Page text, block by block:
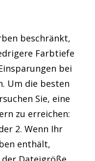
beschränkt,
Farbtiefe
bei
Um die besten
Sie, eine
zu erreichen:
2. Wenn Ihr
enthält,